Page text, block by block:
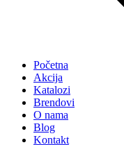
Početna
Akcija
Katalozi
Brendovi
O nama
Blog
Kontakt